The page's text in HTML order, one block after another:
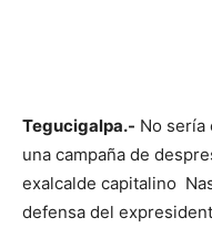
Tegucigalpa.- No sería
una campaña de
exalcalde capitalino
defensa del